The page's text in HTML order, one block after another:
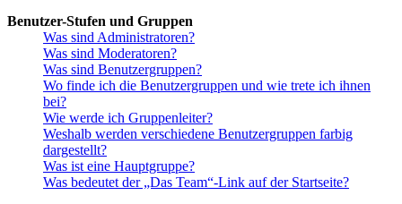
Benutzer-Stufen und Gruppen
Was sind Administratoren?
Was sind Moderatoren?
Was sind Benutzergruppen?
Wo finde ich die Benutzergruppen und wie trete ich ihnen
bei?
Wie werde ich Gruppenleiter?
Weshalb werden verschiedene Benutzergruppen farbig
dargestellt?
Was ist eine Hauptgruppe?
Was bedeutet der „Das Team“-Link auf der Startseite?